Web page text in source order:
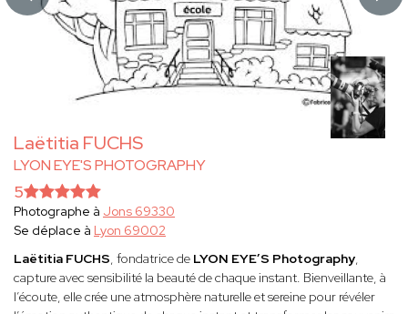
Laëtitia FUCHS
LYON EYE'S PHOTOGRAPHY
5
Photographe à Jons 69330
Se déplace à Lyon 69002
Laëtitia FUCHS, fondatrice de LYON EYE’S Photography,
capture avec sensibilité la beauté de chaque instant. Bienveillante, à
l’écoute, elle crée une atmosphère naturelle et sereine pour révéler